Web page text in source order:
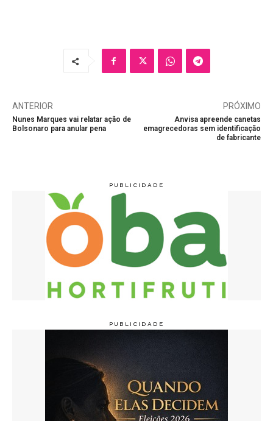
ANTERIOR
Nunes Marques vai relatar ação de
Bolsonaro para anular pena
PRÓXIMO
Anvisa apreende canetas
emagrecedoras sem identificação
de fabricante